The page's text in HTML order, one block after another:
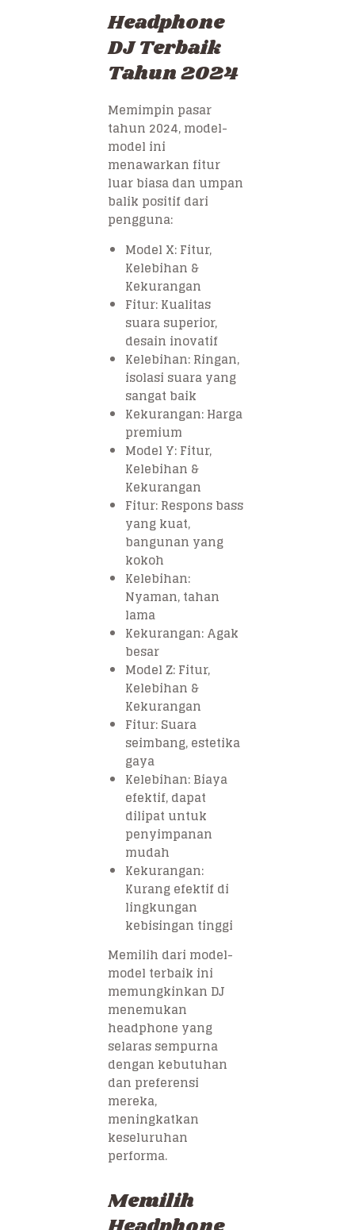
Headphone
DJ Terbaik
Tahun 2024
Memimpin pasar
tahun 2024, model-
model ini
menawarkan fitur
luar biasa dan umpan
balik positif dari
pengguna:
Model X: Fitur,
Kelebihan &
Kekurangan
Fitur: Kualitas
suara superior,
desain inovatif
Kelebihan: Ringan,
isolasi suara yang
sangat baik
Kekurangan: Harga
premium
Model Y: Fitur,
Kelebihan &
Kekurangan
Fitur: Respons bass
yang kuat,
bangunan yang
kokoh
Kelebihan:
Nyaman, tahan
lama
Kekurangan: Agak
besar
Model Z: Fitur,
Kelebihan &
Kekurangan
Fitur: Suara
seimbang, estetika
gaya
Kelebihan: Biaya
efektif, dapat
dilipat untuk
penyimpanan
mudah
Kekurangan:
Kurang efektif di
lingkungan
kebisingan tinggi
Memilih dari model-
model terbaik ini
memungkinkan DJ
menemukan
headphone yang
selaras sempurna
dengan kebutuhan
dan preferensi
mereka,
meningkatkan
keseluruhan
performa.
Memilih